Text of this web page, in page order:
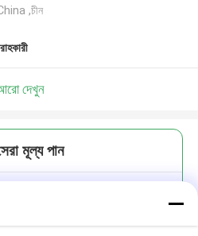
,চীন
দেখুন
মূল্য পান